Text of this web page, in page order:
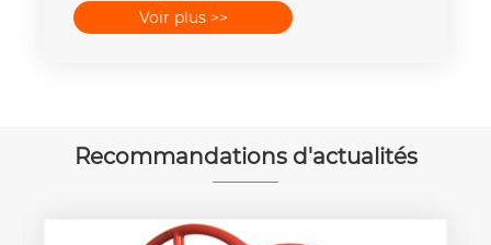
Voir plus >>
Recommandations d'actualités